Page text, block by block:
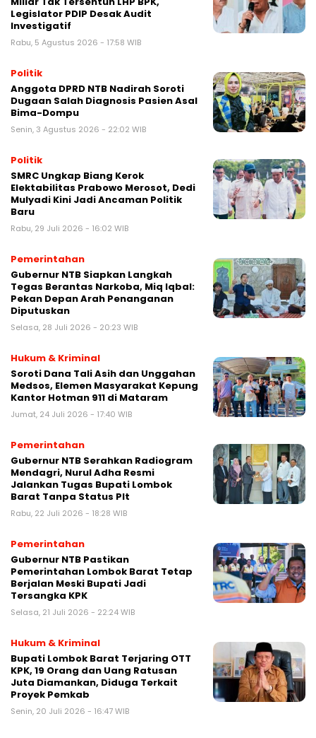
Legislator PDIP Desak Audit
Investigatif
Rabu, 5 Agustus 2026 - 17:58 WIB
Politik
Anggota DPRD NTB Nadirah Soroti
Dugaan Salah Diagnosis Pasien Asal
Bima-Dompu
Senin, 3 Agustus 2026 - 22:02 WIB
Politik
SMRC Ungkap Biang Kerok
Elektabilitas Prabowo Merosot, Dedi
Mulyadi Kini Jadi Ancaman Politik
Baru
Rabu, 29 Juli 2026 - 16:02 WIB
Pemerintahan
Gubernur NTB Siapkan Langkah
Tegas Berantas Narkoba, Miq Iqbal:
Pekan Depan Arah Penanganan
Diputuskan
Selasa, 28 Juli 2026 - 20:23 WIB
Hukum & Kriminal
Soroti Dana Tali Asih dan Unggahan
Medsos, Elemen Masyarakat Kepung
Kantor Hotman 911 di Mataram
Jumat, 24 Juli 2026 - 17:40 WIB
Pemerintahan
Gubernur NTB Serahkan Radiogram
Mendagri, Nurul Adha Resmi
Jalankan Tugas Bupati Lombok
Barat Tanpa Status Plt
Rabu, 22 Juli 2026 - 18:28 WIB
Pemerintahan
Gubernur NTB Pastikan
Pemerintahan Lombok Barat Tetap
Berjalan Meski Bupati Jadi
Tersangka KPK
Selasa, 21 Juli 2026 - 22:24 WIB
Hukum & Kriminal
Bupati Lombok Barat Terjaring OTT
KPK, 19 Orang dan Uang Ratusan
Juta Diamankan, Diduga Terkait
Proyek Pemkab
Senin, 20 Juli 2026 - 16:47 WIB